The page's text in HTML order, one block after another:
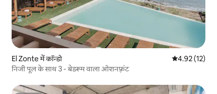
El Zonte में कॉन्डो औसत रेटिंग 5 में
4.92 (12)
निजी पूल के साथ 3 - बेडरूम वाला ओशनफ़्रंट